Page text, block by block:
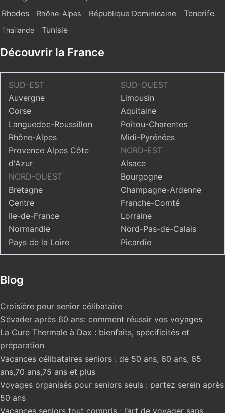
Rhodes Rhône-Alpes République Dominicaine Tenerife
Thaïlande Tunisie
Découvrir la France
SUD-EST
Auvergne
Corse
Languedoc-Roussillon
Rhône-Alpes
Provence Alpes Côte
d'Azur
NORD-OUEST
Bretagne
Centre
Ile-de-France
Normandie
Pays de la Loire
SUD-OUEST
Limousin
Aquitaine
Poitou-Charentes
Midi-Pyrénées
NORD-EST
Alsace
Bourgogne
Champagne-Ardenne
Franche-Comté
Lorraine
Nord-Pas-de-Calais
Picardie
Blog
Croisière pour senior célibataire
S’évader après 60 ans: comment réussir vos voyages
La Cure Thermale à Dax : bienfaits, spécificités et
préparation
Vacances célibataires seniors : de 50 ans, 60 ans, 65
ans,70 ans,75 ans et plus
Voyages organisés pour seniors seuls : partez serein après
50 ans
Vacances seniors tout compris : l’art de voyager sans